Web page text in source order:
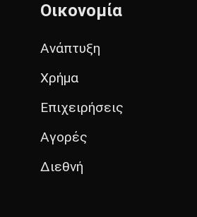
Οικονομία
Ανάπτυξη
Χρήμα
Επιχειρήσεις
Αγορές
Διεθνή